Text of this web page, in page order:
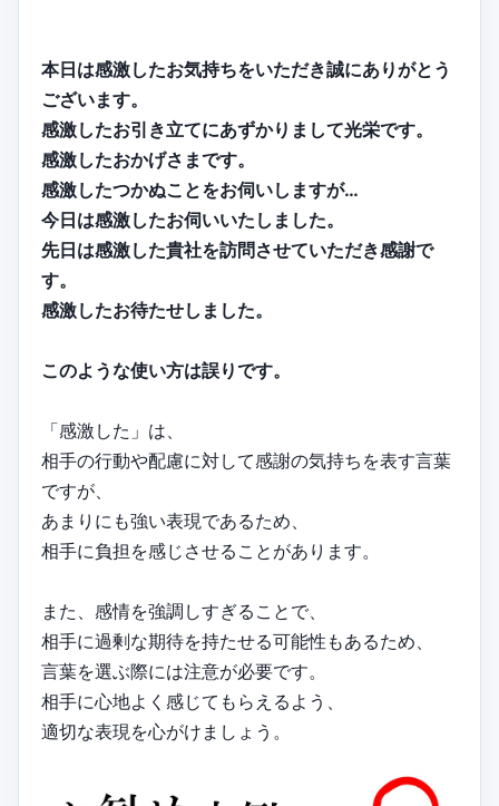
本日は感激したお気持ちをいただき誠にありがとう
ございます。
感激したお引き立てにあずかりまして光栄です。
感激したおかげさまです。
感激したつかぬことをお伺いしますが…
今日は感激したお伺いいたしました。
先日は感激した貴社を訪問させていただき感謝で
す。
感激したお待たせしました。
このような使い方は誤りです。
「感激した」は、
相手の行動や配慮に対して感謝の気持ちを表す言葉
ですが、
あまりにも強い表現であるため、
相手に負担を感じさせることがあります。
また、感情を強調しすぎることで、
相手に過剰な期待を持たせる可能性もあるため、
言葉を選ぶ際には注意が必要です。
相手に心地よく感じてもらえるよう、
適切な表現を心がけましょう。